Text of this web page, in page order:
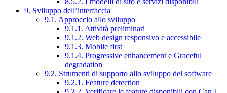
9. Sviluppo dell’interfaccia
9.1. Approccio allo sviluppo
9.1.1. Attività preliminari
9.1.2. Web design responsivo e accessibile
9.1.3. Mobile first
9.1.4. Progressive enhancement e Graceful
degradation
9.2. Strumenti di supporto allo sviluppo del software
9.2.1. Feature detection